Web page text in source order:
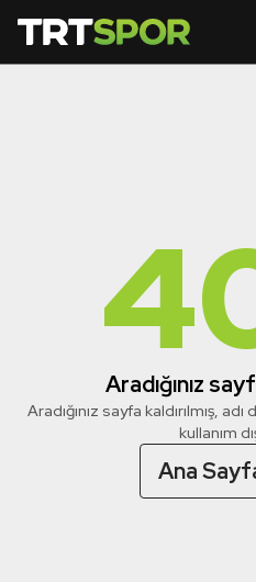
Aradığınız
Aradığınız sayfa kaldırılmış,
kullanım
Ana